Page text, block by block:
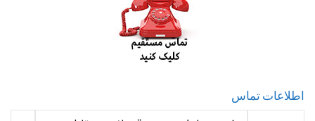
اطلاعات تماس